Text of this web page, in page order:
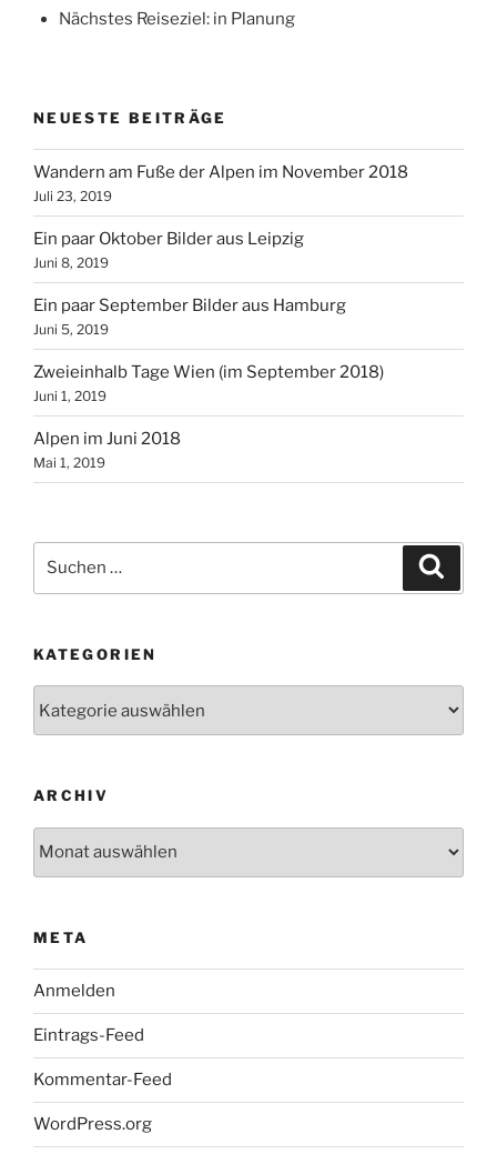
Nächstes Reiseziel: in Planung
NEUESTE BEITRÄGE
Wandern am Fuße der Alpen im November 2018
Juli 23, 2019
Ein paar Oktober Bilder aus Leipzig
Juni 8, 2019
Ein paar September Bilder aus Hamburg
Juni 5, 2019
Zweieinhalb Tage Wien (im September 2018)
Juni 1, 2019
Alpen im Juni 2018
Mai 1, 2019
nach:
KATEGORIEN
ARCHIV
META
Anmelden
Eintrags-Feed
Kommentar-Feed
WordPress.org